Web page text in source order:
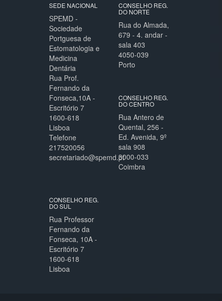
SEDE NACIONAL
SPEMD -
Sociedade
Portguesa de
Estomatologia e
Medicina
Dentária
Rua Prof.
Fernando da
Fonseca,10A -
Escritório 7
1600-618
Lisboa
Telefone
217520056
secretariado@spemd.pt
CONSELHO REG.
DO NORTE
Rua do Almada,
679 - 4. andar -
sala 403
4050-039
Porto
CONSELHO REG.
DO CENTRO
Rua Antero de
Quental, 256 -
Ed. Avenida, 9º
sala 908
3000-033
Coimbra
CONSELHO REG.
DO SUL
Rua Professor
Fernando da
Fonseca, 10A -
Escritório 7
1600-618
Lisboa